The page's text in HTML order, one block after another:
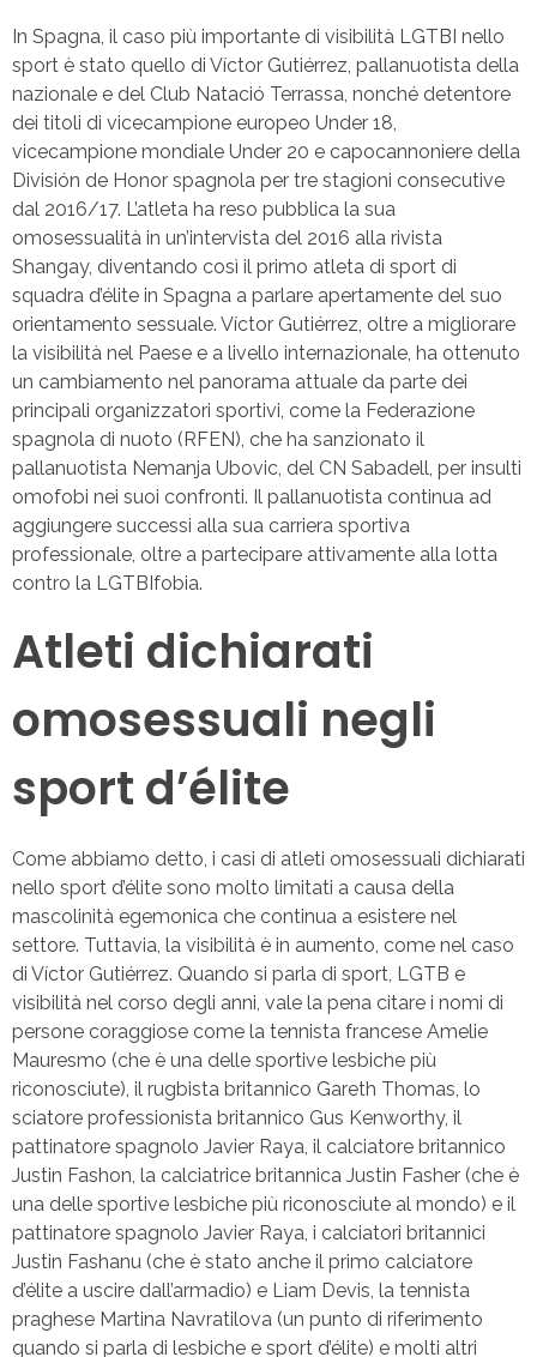
In Spagna, il caso più importante di visibilità LGTBI nello
sport è stato quello di Víctor Gutiérrez, pallanuotista della
nazionale e del Club Natació Terrassa, nonché detentore
dei titoli di vicecampione europeo Under 18,
vicecampione mondiale Under 20 e capocannoniere della
División de Honor spagnola per tre stagioni consecutive
dal 2016/17. L’atleta ha reso pubblica la sua
omosessualità in un’intervista del 2016 alla rivista
Shangay, diventando così il primo atleta di sport di
squadra d’élite in Spagna a parlare apertamente del suo
orientamento sessuale. Víctor Gutiérrez, oltre a migliorare
la visibilità nel Paese e a livello internazionale, ha ottenuto
un cambiamento nel panorama attuale da parte dei
principali organizzatori sportivi, come la Federazione
spagnola di nuoto (RFEN), che ha sanzionato il
pallanuotista Nemanja Ubovic, del CN Sabadell, per insulti
omofobi nei suoi confronti. Il pallanuotista continua ad
aggiungere successi alla sua carriera sportiva
professionale, oltre a partecipare attivamente alla lotta
contro la LGTBIfobia.
Atleti dichiarati
omosessuali negli
sport d’élite
Come abbiamo detto, i casi di atleti omosessuali dichiarati
nello sport d’élite sono molto limitati a causa della
mascolinità egemonica che continua a esistere nel
settore. Tuttavia, la visibilità è in aumento, come nel caso
di Víctor Gutiérrez. Quando si parla di sport, LGTB e
visibilità nel corso degli anni, vale la pena citare i nomi di
persone coraggiose come la tennista francese Amelie
Mauresmo (che è una delle sportive lesbiche più
riconosciute), il rugbista britannico Gareth Thomas, lo
sciatore professionista britannico Gus Kenworthy, il
pattinatore spagnolo Javier Raya, il calciatore britannico
Justin Fashon, la calciatrice britannica Justin Fasher (che è
una delle sportive lesbiche più riconosciute al mondo) e il
pattinatore spagnolo Javier Raya, i calciatori britannici
Justin Fashanu (che è stato anche il primo calciatore
d’élite a uscire dall’armadio) e Liam Devis, la tennista
praghese Martina Navratilova (un punto di riferimento
quando si parla di lesbiche e sport d’élite) e molti altri